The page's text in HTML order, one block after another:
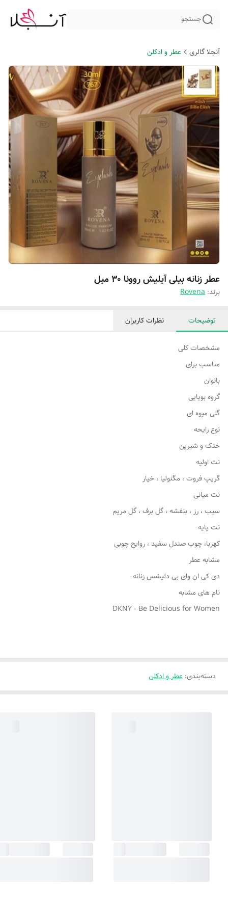
جستجو
آنجلا گالری عطر و ادکلن
عطر زنانه بیلی آیلیش روونا ۳۰ میل
برند: Rovena
توضیحات نظرات کاربران
مشخصات کلی
مناسب برای
بانوان
گروه بویایی
گلی میوه ای
نوع رایحه
خنک و شیرین
نت اولیه
گریپ فروت ، مگنولیا ، خیار
نت میانی
سیب ، رز ، بنفشه ، گل برف ، گل مریم
نت پایه
کهربا، چوب صندل سفید ، روایح چوبی
مشابه عطر
دی کی ان وای بی دلیشس زنانه
نام های مشابه
DKNY - Be Delicious for Women
دسته‌بندی: عطر و ادکلن